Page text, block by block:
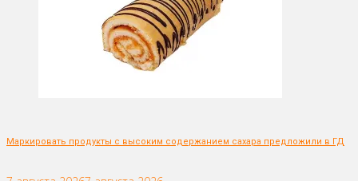
Маркировать продукты с высоким содержанием сахара предложили в ГД